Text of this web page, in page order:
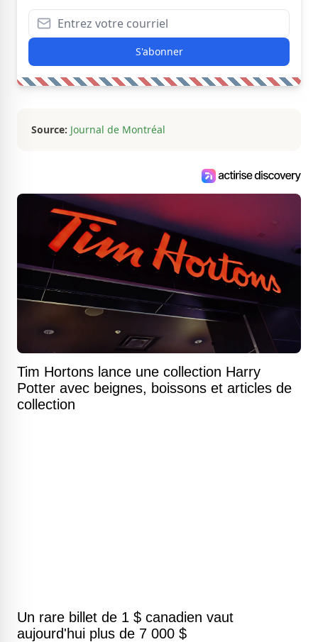
S'abonner
Source: Journal de Montréal
Tim Hortons lance une collection Harry
Potter avec beignes, boissons et articles de
collection
Un rare billet de 1 $ canadien vaut
aujourd'hui plus de 7 000 $